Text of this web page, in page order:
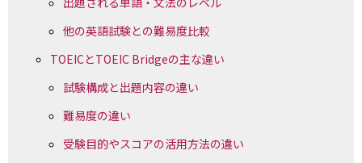
他の英語試験との難易度比較
TOEICとTOEIC Bridgeの主な違い
試験構成と出題内容の違い
難易度の違い
受験目的やスコアの活用方法の違い